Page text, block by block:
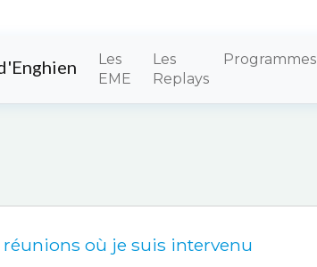
Les
EME
Les
Replays
Programmes
réunions où je suis intervenu